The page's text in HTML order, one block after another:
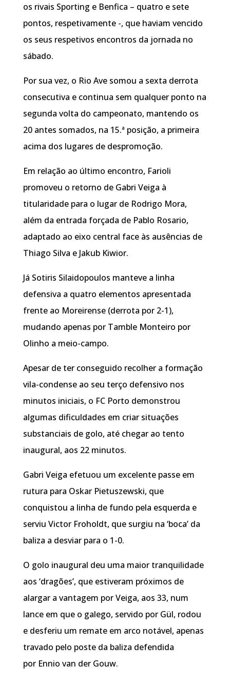
os rivais Sporting e Benfica – quatro e sete
pontos, respetivamente -, que haviam vencido
os seus respetivos encontros da jornada no
sábado.
Por sua vez, o Rio Ave somou a sexta derrota
consecutiva e continua sem qualquer ponto na
segunda volta do campeonato, mantendo os
20 antes somados, na 15.ª posição, a primeira
acima dos lugares de despromoção.
Em relação ao último encontro, Farioli
promoveu o retorno de Gabri Veiga à
titularidade para o lugar de Rodrigo Mora,
além da entrada forçada de Pablo Rosario,
adaptado ao eixo central face às ausências de
Thiago Silva e Jakub Kiwior.
Já Sotiris Silaidopoulos manteve a linha
defensiva a quatro elementos apresentada
frente ao Moreirense (derrota por 2-1),
mudando apenas por Tamble Monteiro por
Olinho a meio-campo.
Apesar de ter conseguido recolher a formação
vila-condense ao seu terço defensivo nos
minutos iniciais, o FC Porto demonstrou
algumas dificuldades em criar situações
substanciais de golo, até chegar ao tento
inaugural, aos 22 minutos.
Gabri Veiga efetuou um excelente passe em
rutura para Oskar Pietuszewski, que
conquistou a linha de fundo pela esquerda e
serviu Victor Froholdt, que surgiu na ‘boca’ da
baliza a desviar para o 1-0.
O golo inaugural deu uma maior tranquilidade
aos ‘dragões’, que estiveram próximos de
alargar a vantagem por Veiga, aos 33, num
lance em que o galego, servido por Gül, rodou
e desferiu um remate em arco notável, apenas
travado pelo poste da baliza defendida
por Ennio van der Gouw.